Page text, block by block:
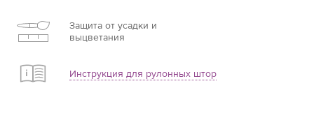
Защита от усадки и
выцветания
Инструкция для рулонных штор